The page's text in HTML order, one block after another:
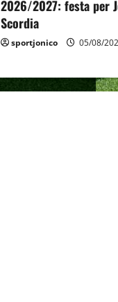
2026/2027: festa per
Scordia
sportjonico 05/08/